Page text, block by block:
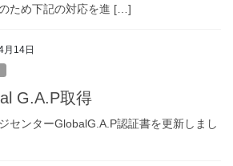
ため下記の対応を進 […]
月14日
G.A.P取得
センターGlobalG.A.P認証書を更新しまし